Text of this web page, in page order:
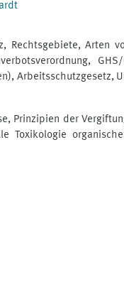
Arten
GHS/
Arbeitsschutzgesetz,
Prinzipien der
Toxikologie